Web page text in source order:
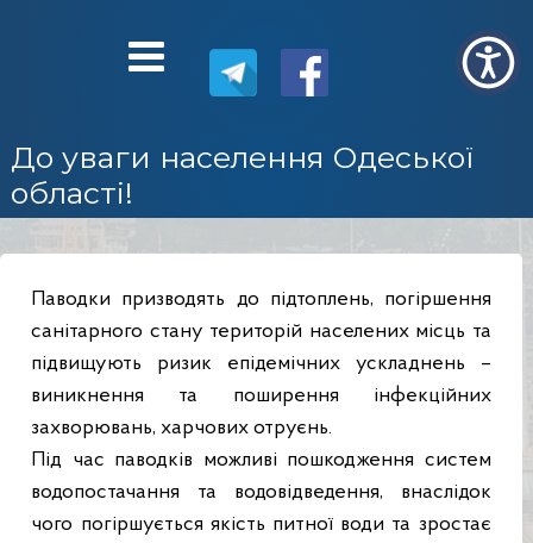
До уваги населення Одеської
області!
Паводки призводять до підтоплень, погіршення
санітарного стану територій населених місць та
підвищують ризик епідемічних ускладнень –
виникнення та поширення інфекційних
захворювань, харчових отруєнь.
Під час паводків можливі пошкодження систем
водопостачання та водовідведення, внаслідок
чого погіршується якість питної води та зростає